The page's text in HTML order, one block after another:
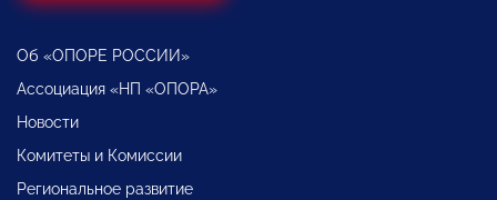
Об «ОПОРЕ РОССИИ»
Ассоциация «НП «ОПОРА»
Новости
Комитеты и Комиссии
Региональное развитие